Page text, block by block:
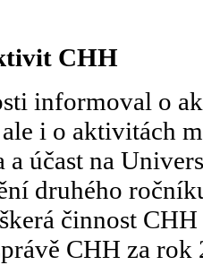
CHH
informoval o
i o aktivitách
účast na
druhého
činnost
CHH za rok